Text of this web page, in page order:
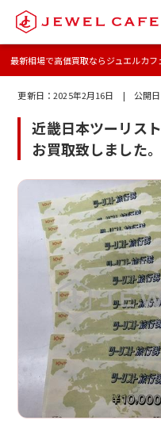
最新相場で高価買取ならジュエルカフ
更新日：2025年2月16日 | 公開日
近畿日本ツーリス
お買取致しました。